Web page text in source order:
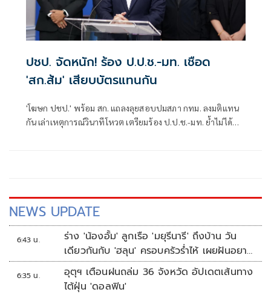
ปชป. จัดหนัก! ร้อง ป.ป.ช.-มท. เชือด
'สก.ส้ม' เสียบบัตรแทนกัน
'โฆษก ปชป.' พร้อม สก. แถลงลุยสอบปมสภา กทม. ลงมติแทน
กัน เล่าเหตุการณ์วินาทีโหวต เตรียมร้อง ป.ป.ช.-มท. ย้ำไม่ได้
NEWS UPDATE
6:43 น.
ร่าง 'น้องอั้ม' ลูกเรือ 'มยุรีนารี' ถึงบ้าน วัน
เดียวกันกับ 'ฮลุน' ครอบครัวร่ำไห้ เผยฝันอยาก
เป็นทหารเรือ
6:35 น.
อุตุฯ เตือนฝนถล่ม 36 จังหวัด อัปเดตเส้นทาง
ไต้ฝุ่น 'ดอลฟิน'